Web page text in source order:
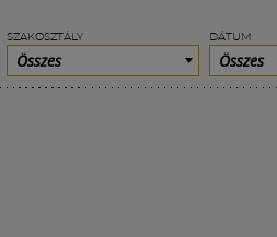
SZAKOSZTÁLY
Összes
DÁTUM
Összes